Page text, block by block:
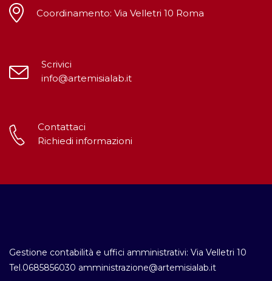
Coordinamento: Via Velletri 10 Roma
Scrivici
info@artemisialab.it
Contattaci
Richiedi informazioni
Gestione contabilità e uffici amministrativi: Via Velletri 10
Tel.0685856030 amministrazione@artemisialab.it